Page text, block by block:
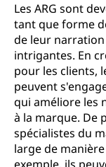
Les ARG sont
tant que forme
de leur
intrigantes. En
pour les clients,
peuvent
qui améliore les
à la marque. De
spécialistes du
large de